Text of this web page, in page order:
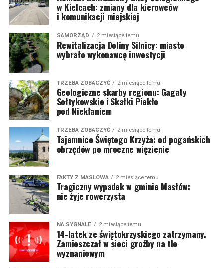
w Kielcach: zmiany dla kierowców
i komunikacji miejskiej
SAMORZĄD 2 miesiące temu
Rewitalizacja Doliny Silnicy: miasto
wybrało wykonawcę inwestycji
TRZEBA ZOBACZYĆ 2 miesiące temu
Geologiczne skarby regionu: Gagaty
Sołtykowskie i Skałki Piekło
pod Niekłaniem
TRZEBA ZOBACZYĆ 2 miesiące temu
Tajemnice Świętego Krzyża: od pogańskich
obrzędów po mroczne więzienie
FAKTY Z MASŁOWA 2 miesiące temu
Tragiczny wypadek w gminie Masłów:
nie żyje rowerzysta
NA SYGNALE 2 miesiące temu
14-latek ze świętokrzyskiego zatrzymany.
Zamieszczał w sieci groźby na tle
wyznaniowym